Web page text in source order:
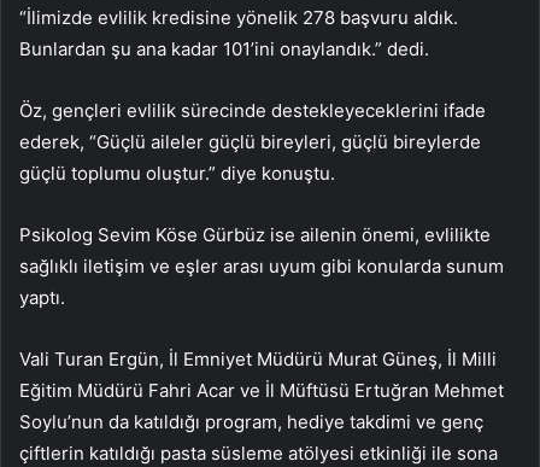
“İlimizde evlilik kredisine yönelik 278 başvuru aldık.
Bunlardan şu ana kadar 101’ini onaylandık.” dedi.
Öz, gençleri evlilik sürecinde destekleyeceklerini ifade
ederek, “Güçlü aileler güçlü bireyleri, güçlü bireylerde
güçlü toplumu oluştur.” diye konuştu.
Psikolog Sevim Köse Gürbüz ise ailenin önemi, evlilikte
sağlıklı iletişim ve eşler arası uyum gibi konularda sunum
yaptı.
Vali Turan Ergün, İl Emniyet Müdürü Murat Güneş, İl Milli
Eğitim Müdürü Fahri Acar ve İl Müftüsü Ertuğran Mehmet
Soylu’nun da katıldığı program, hediye takdimi ve genç
çiftlerin katıldığı pasta süsleme atölyesi etkinliği ile sona